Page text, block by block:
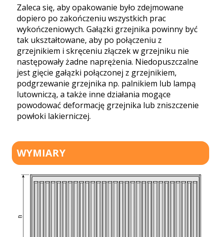
Zaleca się, aby opakowanie było zdejmowane
dopiero po zakończeniu wszystkich prac
wykończeniowych. Gałązki grzejnika powinny być
tak ukształtowane, aby po połączeniu z
grzejnikiem i skręceniu złączek w grzejniku nie
następowały żadne naprężenia. Niedopuszczalne
jest gięcie gałązki połączonej z grzejnikiem,
podgrzewanie grzejnika np. palnikiem lub lampą
lutowniczą, a także inne działania mogące
powodować deformację grzejnika lub zniszczenie
powłoki lakierniczej.
WYMIARY